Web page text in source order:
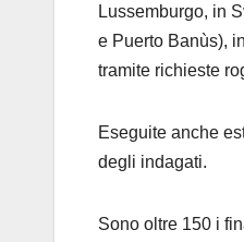
Lussemburgo, in
e Puerto Banùs),
tramite richieste
Eseguite anche
degli indagati.
Sono oltre 150 i